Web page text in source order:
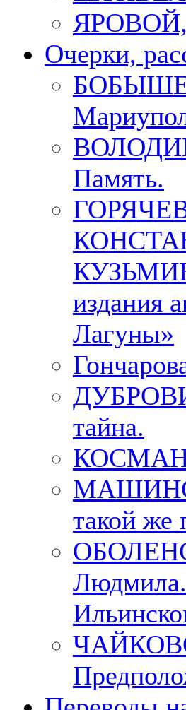
ЯРОВОЙ,
Очерки,
Память.
издания
Лагуны»
тайна.
КОСМАН,
такой же